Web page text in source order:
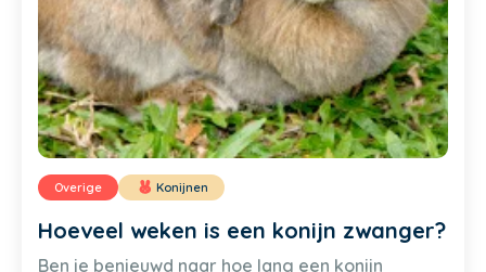
Overige Konijnen
Hoeveel weken is een konijn zwanger?
Ben je benieuwd naar hoe lang een konijn